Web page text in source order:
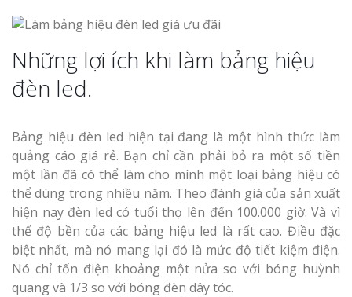
Những lợi ích khi làm bảng hiệu
đèn led.
Bảng hiệu đèn led hiện tại đang là một hình thức làm
quảng cáo giá rẻ. Bạn chỉ cần phải bỏ ra một số tiền
một lần đã có thể làm cho mình một loại bảng hiệu có
thể dùng trong nhiều năm. Theo đánh giá của sản xuất
hiện nay đèn led có tuổi thọ lên đến 100.000 giờ. Và vì
thế độ bền của các bảng hiệu led là rất cao. Điều đặc
biệt nhất, mà nó mang lại đó là mức độ tiết kiệm điện.
Nó chỉ tốn điện khoảng một nửa so với bóng huỳnh
quang và 1/3 so với bóng đèn dây tóc.